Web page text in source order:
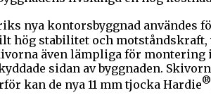
nya kontorsbyggnad användes
hög stabilitet och
även lämpliga för
sidan av byggnaden.
kan de nya 11 mm tjocka Hardie®